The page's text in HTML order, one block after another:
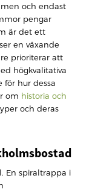
och endast
pengar
är det ett
en växande
prioriterar att
högkvalitativa
för hur dessa
om historia och
och deras
En spiraltrappa i